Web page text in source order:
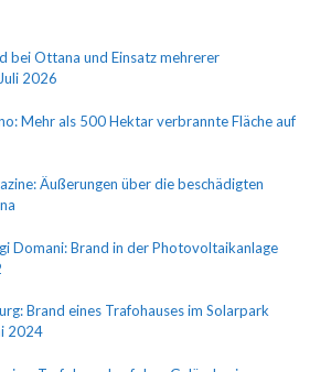
bei Ottana und Einsatz mehrerer
2026
Mehr als 500 Hektar verbrannte Fläche auf
Äußerungen über die beschädigten
Domani: Brand in der Photovoltaikanlage
Brand eines Trafohauses im Solarpark
2024